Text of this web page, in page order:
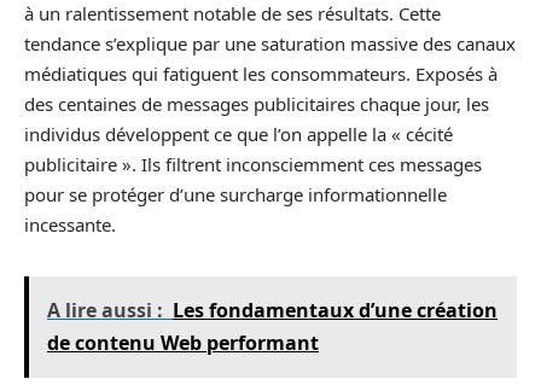
à un ralentissement notable de ses résultats. Cette
tendance s’explique par une saturation massive des canaux
médiatiques qui fatiguent les consommateurs. Exposés à
des centaines de messages publicitaires chaque jour, les
individus développent ce que l’on appelle la « cécité
publicitaire ». Ils filtrent inconsciemment ces messages
pour se protéger d’une surcharge informationnelle
incessante.
A lire aussi : Les fondamentaux d’une création
de contenu Web performant